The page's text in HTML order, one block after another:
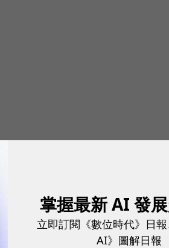
掌握最新 AI 發
立即訂閱《數位時代》日
AI》圖解日報